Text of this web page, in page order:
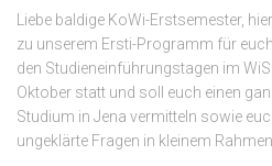
Liebe baldige KoWi-Erstsemester,
zu unserem Ersti-Programm für
den Studieneinführungstagen im
Oktober statt und soll euch einen
Studium in Jena vermitteln sowie
ungeklärte Fragen in kleinem Rahmen